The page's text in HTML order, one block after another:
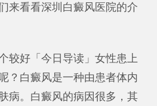
来看看深圳白癜风医院的介
好「今日导读」女性患上
？白癜风是一种由患者体内
病。白癜风的病因很多，其